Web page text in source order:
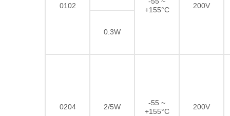
0102
+155°C
200V
0.3W
0204 2/5W
-55 ~
+155°C
200V